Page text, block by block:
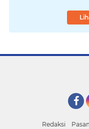
Redaksi